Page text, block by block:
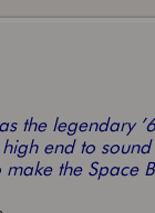
the legendary
end to
the Space